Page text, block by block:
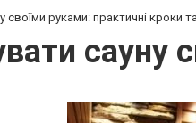
своїми руками: практичні кроки
сауну